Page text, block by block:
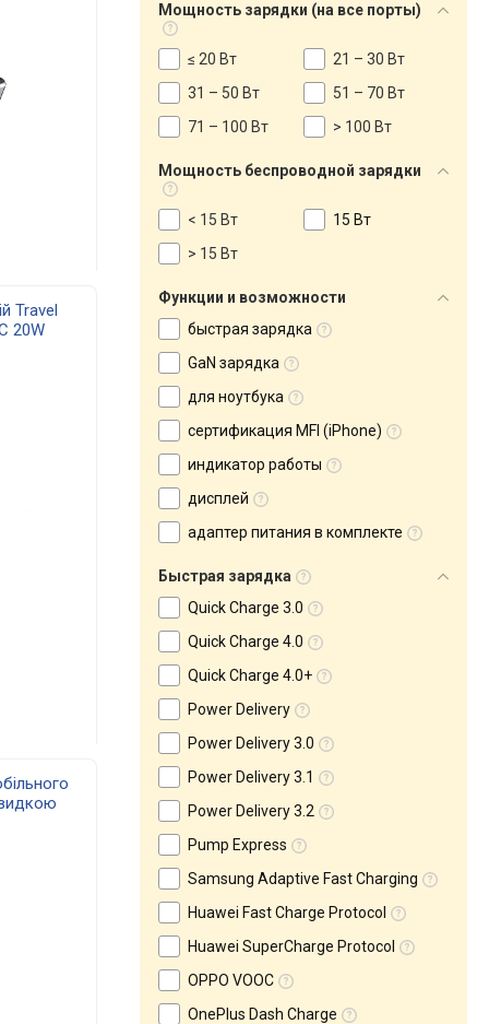
Travel
20W
Мощность зарядки (на все порты)
≤ 20 Вт
21 – 30 Вт
31 – 50 Вт
51 – 70 Вт
71 – 100 Вт
> 100 Вт
Мощность беспроводной зарядки
< 15 Вт
15 Вт
> 15 Вт
Функции и возможности
быстрая зарядка
GaN зарядка
для ноутбука
сертификация MFI (iPhone)
индикатор работы
дисплей
адаптер питания в комплекте
Быстрая зарядка
Quick Charge 3.0
Quick Charge 4.0
Quick Charge 4.0+
Power Delivery
Power Delivery 3.0
Power Delivery 3.1
Power Delivery 3.2
Pump Express
Samsung Adaptive Fast Charging
Huawei Fast Charge Protocol
Huawei SuperCharge Protocol
OPPO VOOC
OnePlus Dash Charge